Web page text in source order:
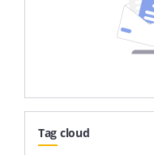
Tag cloud